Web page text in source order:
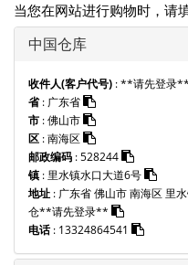
当您在网站进行购物时，请
中国仓库
收件人(客户代号) :**请先登录**
省: 广东省
市 :佛山市
区 :南海区
邮政编码 :528244
镇 : 里水镇水口大道6号
地址 : 广东省 佛山市 南海区 里
仓**请先登录**
电话: 13324864541